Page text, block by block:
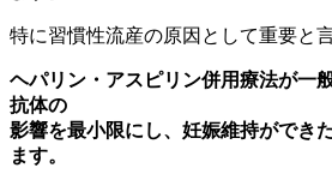
特に習慣性流産の原因として重要と
ヘパリン・アスピリン併用療法が一
抗体の
影響を最小限にし、妊娠維持ができ
ます。